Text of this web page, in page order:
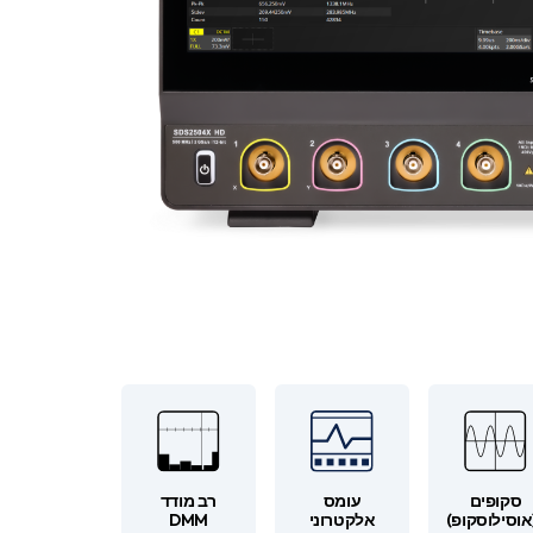
סקופים
עומס
אלקטרוני
רב מודד
DMM